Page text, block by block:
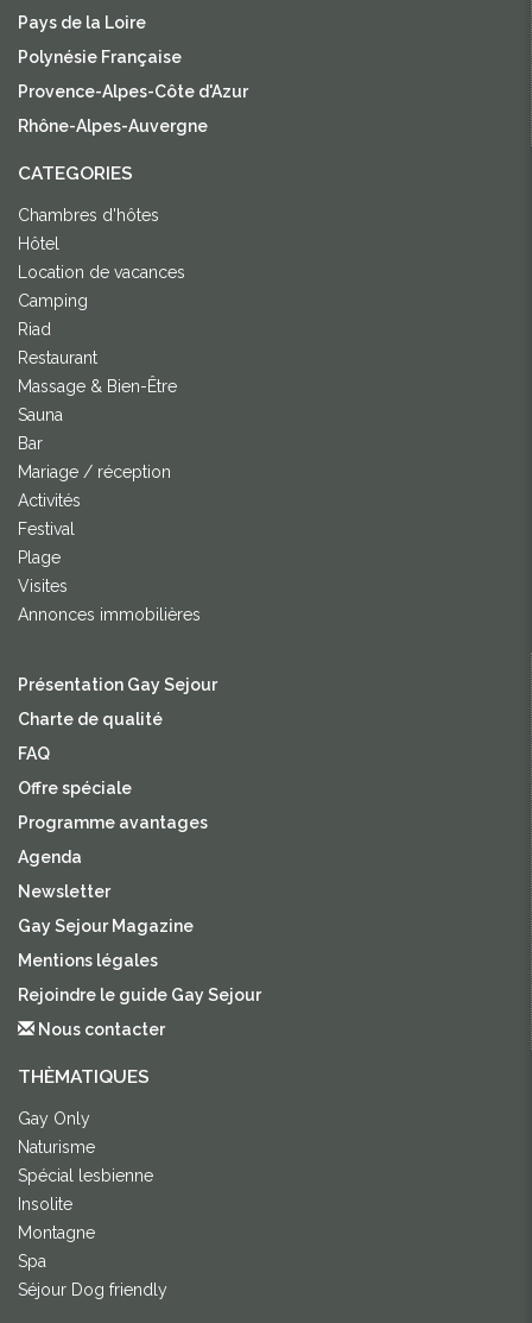
Pays de la Loire
Polynésie Française
Provence-Alpes-Côte d'Azur
Rhône-Alpes-Auvergne
CATEGORIES
Chambres d'hôtes
Hôtel
Location de vacances
Camping
Riad
Restaurant
Massage & Bien-Être
Sauna
Bar
Mariage / réception
Activités
Festival
Plage
Visites
Annonces immobilières
Présentation Gay Sejour
Charte de qualité
FAQ
Offre spéciale
Programme avantages
Agenda
Newsletter
Gay Sejour Magazine
Mentions légales
Rejoindre le guide Gay Sejour
Nous contacter
THÈMATIQUES
Gay Only
Naturisme
Spécial lesbienne
Insolite
Montagne
Spa
Séjour Dog friendly